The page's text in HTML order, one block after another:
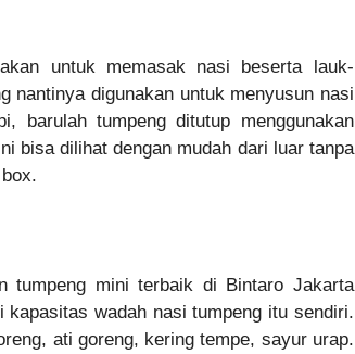
untuk memasak nasi beserta lauk-
nantinya digunakan untuk menyusun nasi
barulah tumpeng ditutup menggunakan
bisa dilihat dengan mudah dari luar tanpa
tumpeng mini terbaik di Bintaro Jakarta
kapasitas wadah nasi tumpeng itu sendiri.
ati goreng, kering tempe, sayur urap.